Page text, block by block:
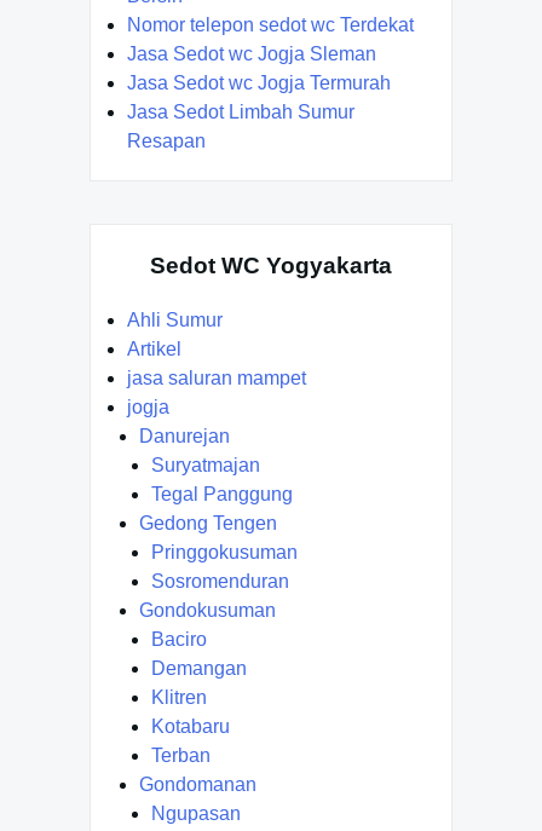
Nomor telepon sedot wc Terdekat
Jasa Sedot wc Jogja Sleman
Jasa Sedot wc Jogja Termurah
Jasa Sedot Limbah Sumur
Resapan
Sedot WC Yogyakarta
Ahli Sumur
Artikel
jasa saluran mampet
jogja
Danurejan
Suryatmajan
Tegal Panggung
Gedong Tengen
Pringgokusuman
Sosromenduran
Gondokusuman
Baciro
Demangan
Klitren
Kotabaru
Terban
Gondomanan
Ngupasan